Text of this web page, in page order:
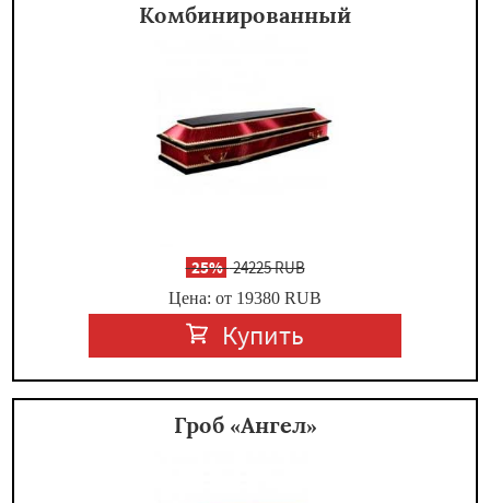
Комбинированный
-25%24225 RUB
Цена: от 19380 RUB
Купить
Гроб «Ангел»